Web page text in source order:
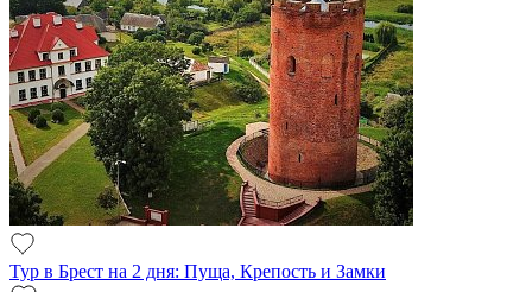
Тур в Брест на 2 дня: Пуща, Крепость и Замки